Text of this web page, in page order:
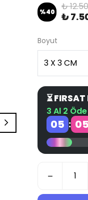
%40 ₺ 12.50
₺
Boyut
⏳
3 Al 2
05 : 05